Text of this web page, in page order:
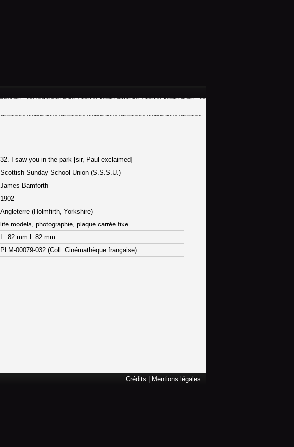
32. I saw you in the park [sir, Paul exclaimed]
Scottish Sunday School Union (S.S.S.U.)
James Bamforth
1902
Angleterre (Holmfirth, Yorkshire)
life models, photographie, plaque carrée fixe
L. 82 mm l. 82 mm
PLM-00079-032 (Coll. Cinémathèque française)
Crédits Mentions légales